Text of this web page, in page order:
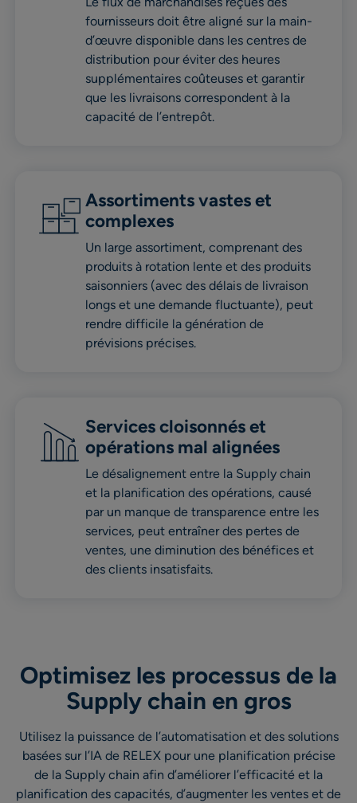
fournisseurs doit être aligné sur la main-
d’œuvre disponible dans les centres de
distribution pour éviter des heures
supplémentaires coûteuses et garantir
que les livraisons correspondent à la
capacité de l’entrepôt.
Assortiments vastes et
complexes
Un large assortiment, comprenant des
produits à rotation lente et des produits
saisonniers (avec des délais de livraison
longs et une demande fluctuante), peut
rendre difficile la génération de
prévisions précises.
Services cloisonnés et
opérations mal alignées
Le désalignement entre la Supply chain
et la planification des opérations, causé
par un manque de transparence entre les
services, peut entraîner des pertes de
ventes, une diminution des bénéfices et
des clients insatisfaits.
Optimisez les processus de la
Supply chain en gros
Utilisez la puissance de l’automatisation et des solutions
basées sur l’IA de RELEX pour une planification précise
de la Supply chain afin d’améliorer l’efficacité et la
planification des capacités, d’augmenter les ventes et de